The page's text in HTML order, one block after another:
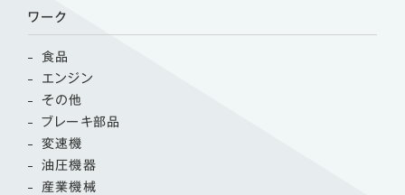
ワーク
食品
エンジン
その他
ブレーキ部品
変速機
油圧機器
産業機械